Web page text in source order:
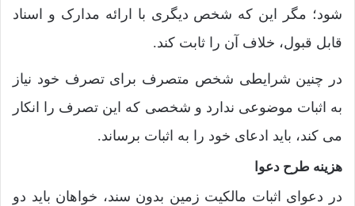
شود؛ مگر این که شخص دیگری با ارائه مدارک و اسناد
قابل قبول، خلاف آن را ثابت کند.
در چنین شرایطی شخص متصرف برای تصرف خود نیاز
به اثبات موضوعی ندارد و شخصی که این تصرف را انکار
می کند، باید ادعای خود را به اثبات برساند.
هزینه طرح دعوا
در دعوای اثبات مالکیت زمین بدون سند، خواهان باید دو